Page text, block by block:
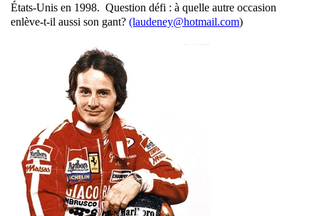
États-Unis en 1998. Question défi : à quelle autre occasion
enlève-t-il aussi son gant? (laudeney@hotmail.com)